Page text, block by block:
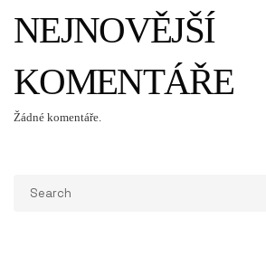
NEJNOVĚJŠÍ
KOMENTÁŘE
Žádné komentáře.